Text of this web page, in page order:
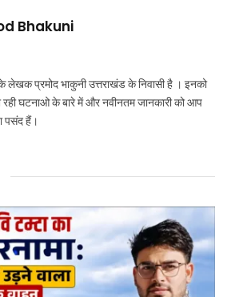
Bhakuni
लेखक प्रमोद भाकुनी उत्तराखंड के निवासी है । इनको
घटनाओ के बारे में और नवीनतम जानकारी को आप
पसंद हैं।